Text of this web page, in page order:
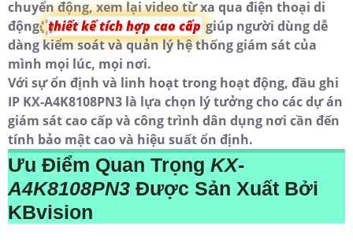
chuyển động, xem lại video từ xa qua điện thoại di
động. ꙰thiết kế tích hợp cao cấp giúp người dùng dễ
dàng kiểm soát và quản lý hệ thống giám sát của
mình mọi lúc, mọi nơi.
Với sự ổn định và linh hoạt trong hoạt động, đầu ghi
IP KX-A4K8108PN3 là lựa chọn lý tưởng cho các dự án
giám sát cao cấp và công trình dân dụng nơi cần đến
tính bảo mật cao và hiệu suất ổn định.
Ưu Điểm Quan Trọng KX-
A4K8108PN3 Được Sản Xuất Bởi
KBvision